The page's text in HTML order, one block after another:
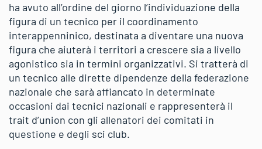
ha avuto all’ordine del giorno l’individuazione della
figura di un tecnico per il coordinamento
interappenninico, destinata a diventare una nuova
figura che aiuterà i territori a crescere sia a livello
agonistico sia in termini organizzativi. Si tratterà di
un tecnico alle dirette dipendenze della federazione
nazionale che sarà affiancato in determinate
occasioni dai tecnici nazionali e rappresenterà il
trait d’union con gli allenatori dei comitati in
questione e degli sci club.